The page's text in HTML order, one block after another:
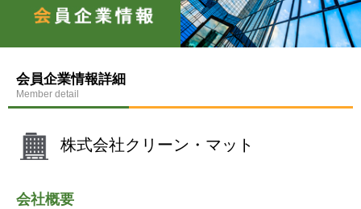
会員企業情報詳細
Member detail
株式会社クリーン・マット
会社概要